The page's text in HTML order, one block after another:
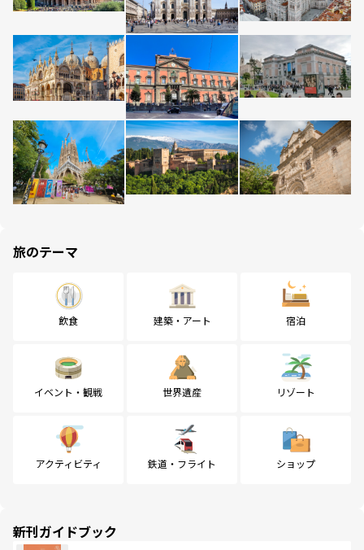
旅のテーマ
飲食 建築・アート 宿泊
イベント・観戦 世界遺産 リゾート
アクティビティ 鉄道・フライト ショップ
新刊ガイドブック